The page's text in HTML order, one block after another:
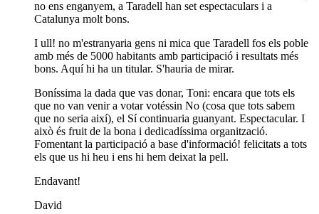
no ens enganyem, a Taradell han set espectaculars i a
Catalunya molt bons.
I ull! no m'estranyaria gens ni mica que Taradell fos els poble
amb més de 5000 habitants amb participació i resultats més
bons. Aquí hi ha un titular. S'hauria de mirar.
Boníssima la dada que vas donar, Toni: encara que tots els
que no van venir a votar votéssin No (cosa que tots sabem
que no seria així), el Sí continuaria guanyant. Espectacular. I
això és fruit de la bona i dedicadíssima organització.
Fomentant la participació a base d'informació! felicitats a tots
els que us hi heu i ens hi hem deixat la pell.
Endavant!
David